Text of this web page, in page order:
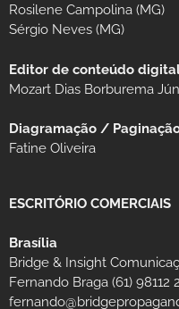
Rosilene Campolina (MG)
Sérgio Neves (MG)
Editor de conteúdo
Mozart Dias Borburema
Diagramação /
Fatine Oliveira
ESCRITÓRIO COMERCIAIS
Brasília
Bridge & Insight
Fernando Braga (61) 98112